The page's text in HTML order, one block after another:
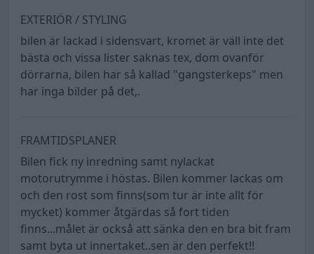
EXTERIÖR / STYLING
bilen är lackad i sidensvart, kromet är väll inte det
bästa och vissa lister saknas tex, dom ovanför
dörrarna, bilen har så kallad "gangsterkeps" men
har inga bilder på det,.
FRAMTIDSPLANER
Bilen fick ny inredning samt nylackat
motorutrymme i höstas. Bilen kommer lackas om
och den rost som finns(som tur är inte allt för
mycket) kommer åtgärdas så fort tiden
finns...målet är också att sänka den en bra bit fram
samt byta ut innertaket..sen är den perfekt!!